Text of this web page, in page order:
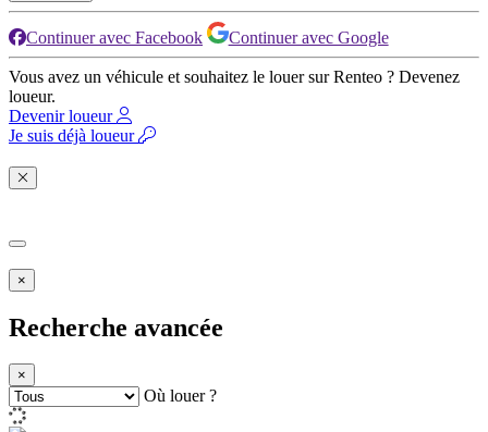
Continuer avec Facebook Continuer avec Google
Vous avez un véhicule et souhaitez le louer sur Renteo ? Devenez
loueur.
Devenir loueur
Je suis déjà loueur
×
Recherche avancée
×
Où louer ?